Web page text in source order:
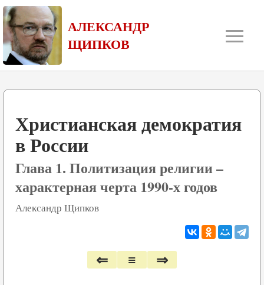
АЛЕКСАНДР
ЩИПКОВ
≡
Христианская демократия
в России
Глава 1. Политизация религии –
характерная черта 1990-х годов
Александр Щипков
⇐ ≡ ⇒